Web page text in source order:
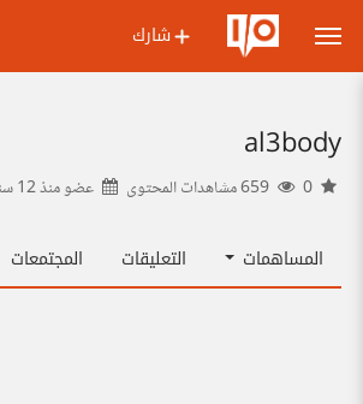
شارك
al3body
عضو منذ12 سنةً
المساهمات التعليقات المجتمعات